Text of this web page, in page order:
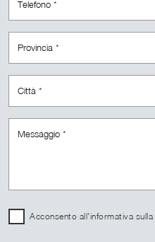
Acconsento all'informativa sulla